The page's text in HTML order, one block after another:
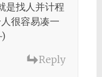
是找人并计程
很容易凑一
Reply